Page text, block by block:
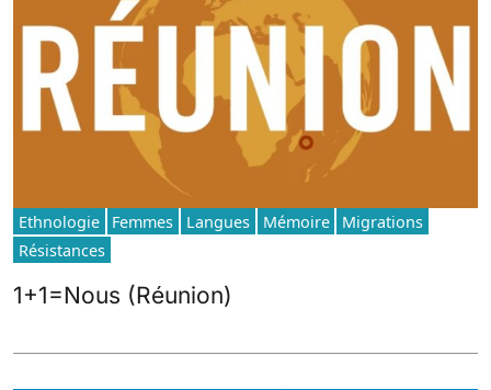
Ethnologie Femmes Langues Mémoire
Migrations
Résistances
1+1=Nous (Réunion)